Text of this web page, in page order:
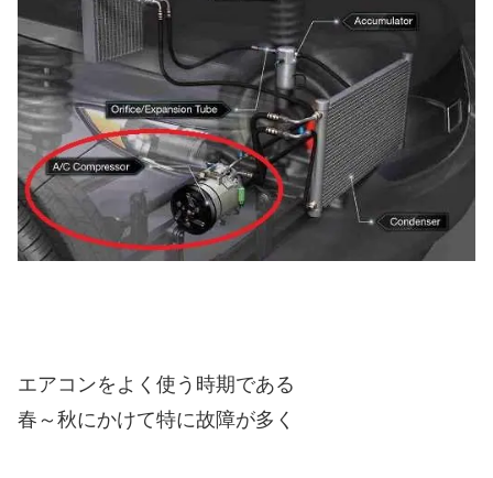
エアコンをよく使う時期である
春～秋にかけて特に故障が多く